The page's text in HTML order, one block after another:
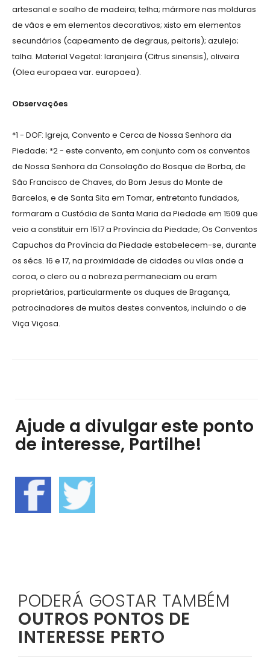
artesanal e soalho de madeira; telha; mármore nas molduras
de vãos e em elementos decorativos; xisto em elementos
secundários (capeamento de degraus, peitoris); azulejo;
talha. Material Vegetal: laranjeira (Citrus sinensis), oliveira
(Olea europaea var. europaea).
Observações
*1 - DOF: Igreja, Convento e Cerca de Nossa Senhora da
Piedade; *2 - este convento, em conjunto com os conventos
de Nossa Senhora da Consolação do Bosque de Borba, de
São Francisco de Chaves, do Bom Jesus do Monte de
Barcelos, e de Santa Sita em Tomar, entretanto fundados,
formaram a Custódia de Santa Maria da Piedade em 1509 que
veio a constituir em 1517 a Província da Piedade; Os Conventos
Capuchos da Província da Piedade estabelecem-se, durante
os sécs. 16 e 17, na proximidade de cidades ou vilas onde a
coroa, o clero ou a nobreza permaneciam ou eram
proprietários, particularmente os duques de Bragança,
patrocinadores de muitos destes conventos, incluindo o de
Viça Viçosa.
Ajude a divulgar este ponto
de interesse, Partilhe!
PODERÁ GOSTAR TAMBÉM
OUTROS PONTOS DE
INTERESSE PERTO